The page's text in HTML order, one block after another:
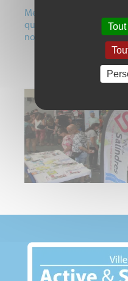
Merci a toutes ces
qui permettent
nombreuses animations